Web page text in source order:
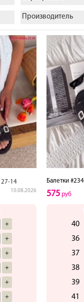
Производитель
27-14
10.08.2026
+
+
+
+
+
+
Балетки
575 руб
40
36
37
38
39
41